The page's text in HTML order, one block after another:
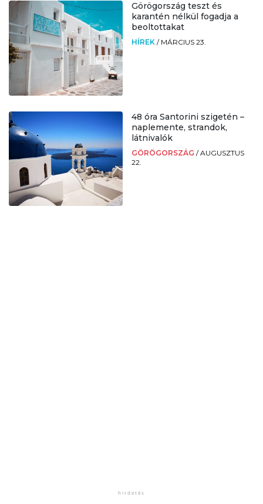
Görögország teszt és
karantén nélkül fogadja a
beoltottakat
HÍREK / MÁRCIUS 23.
48 óra Santorini szigetén –
naplemente, strandok,
látnivalók
GÖRÖGORSZÁG /AUGUSZTUS
22.